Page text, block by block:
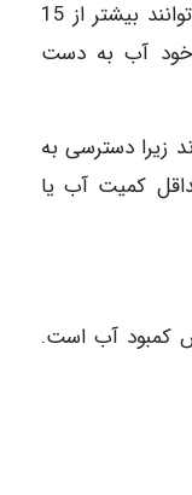
دسترسی فراتر از این باشد مردم می توانند بیشتر از 15
خود آب به دست
زیرا دسترسی به
کمیت آب یا
کمبود آب است.